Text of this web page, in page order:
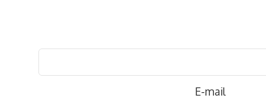
E-mail